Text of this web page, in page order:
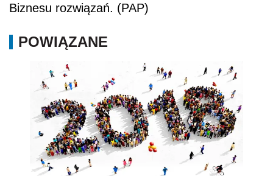
Biznesu rozwiązań. (PAP)
POWIĄZANE